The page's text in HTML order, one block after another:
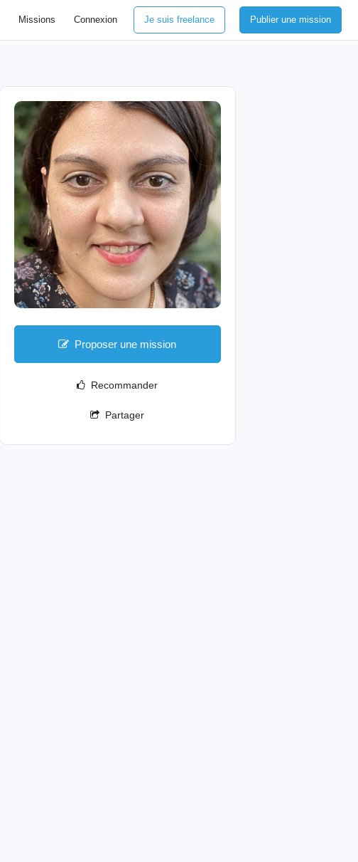
Missions Connexion Je suis freelance Publier une mission
Proposer une mission
Recommander
Partager